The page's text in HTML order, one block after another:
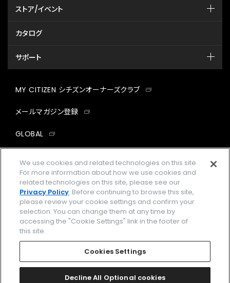
ストア/イベント
カタログ
サポート
MY CITIZEN シチズンオーナーズクラブ
メールマガジン登録
GLOBAL
facebookinstagramtwitter
企業情報 ご利用規約
プライバシーポリシー Cookies Settings
Amazon PayはAmazon.com, Inc.またはその関連会社の商標です。
We use cookies and related technologies on this site.
For more information about how we use cookies and
related technologies on this site, please see our
Privacy Policy. Before continuing to browse this site,
please review your cookie settings and confirm your
selection. You can change them at any time by
accessing the "Cookie Settings" link in the footer of
this site.
Cookies Settings
Decline All Optional cookies